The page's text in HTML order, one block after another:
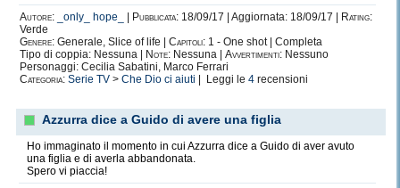
Autore:
_only_ hope_ Pubblicata: 18/09/17 | Aggiornata: 18/09/17 |
Rating:
Verde
Genere: Generale, Slice of life | Capitoli: 1 - One shot | Completa
Tipo di coppia: Nessuna |
Note: Nessuna | Avvertimenti: Nessuno
Personaggi: Cecilia Sabatini, Marco Ferrari
Categoria: Serie TV > Che Dio ci aiuti | Leggi le 4 recensioni
Azzurra dice a Guido di avere una figlia
Ho immaginato il momento in cui Azzurra dice a Guido di aver avuto
una figlia e di averla abbandonata.
Spero vi piaccia!